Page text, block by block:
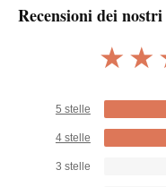
Recensioni dei
5 stelle
4 stelle
3 stelle